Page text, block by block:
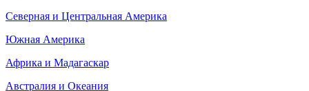
Северная и Центральная Америка
Южная Америка
Африка и Мадагаскар
Австралия и Океания